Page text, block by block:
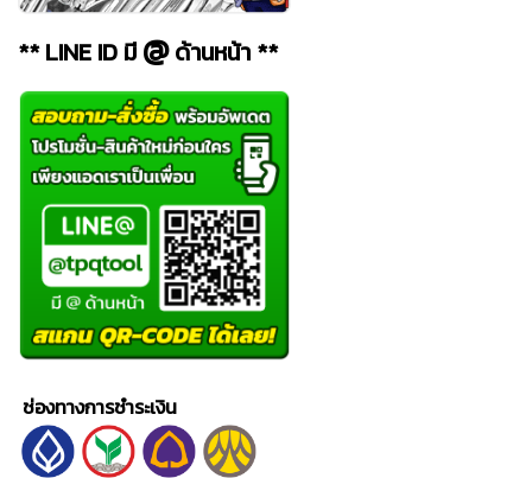
** LINE ID มี @ด้านหน้า **
ช่องทางการชำระเงิน